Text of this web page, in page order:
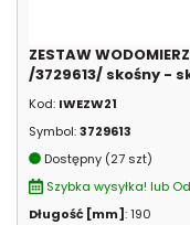
ZESTAW
/3729613/ skośny -
Kod: IWEZW21
Symbol:3729613
Dostępny (27 szt)
Szybka wysyłka! lub
Długość [mm]: 190